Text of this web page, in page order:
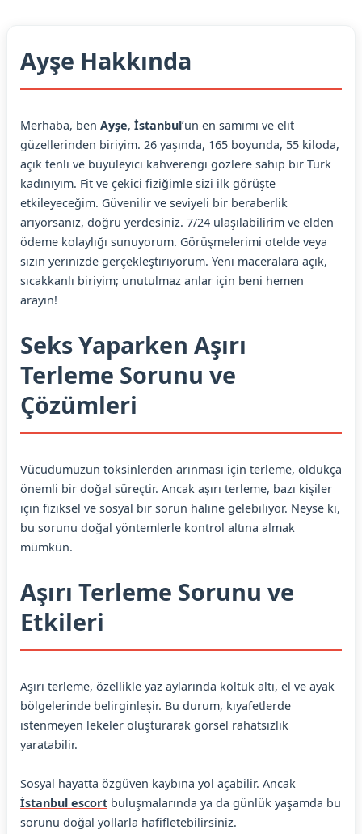
Ayşe Hakkında
Merhaba, ben Ayşe, İstanbul’un en samimi ve elit
güzellerinden biriyim. 26 yaşında, 165 boyunda, 55 kiloda,
açık tenli ve büyüleyici kahverengi gözlere sahip bir Türk
kadınıyım. Fit ve çekici fiziğimle sizi ilk görüşte
etkileyeceğim. Güvenilir ve seviyeli bir beraberlik
arıyorsanız, doğru yerdesiniz. 7/24 ulaşılabilirim ve elden
ödeme kolaylığı sunuyorum. Görüşmelerimi otelde veya
sizin yerinizde gerçekleştiriyorum. Yeni maceralara açık,
sıcakkanlı biriyim; unutulmaz anlar için beni hemen
arayın!
Seks Yaparken Aşırı
Terleme Sorunu ve
Çözümleri
Vücudumuzun toksinlerden arınması için terleme, oldukça
önemli bir doğal süreçtir. Ancak aşırı terleme, bazı kişiler
için fiziksel ve sosyal bir sorun haline gelebiliyor. Neyse ki,
bu sorunu doğal yöntemlerle kontrol altına almak
mümkün.
Aşırı Terleme Sorunu ve
Etkileri
Aşırı terleme, özellikle yaz aylarında koltuk altı, el ve ayak
bölgelerinde belirginleşir. Bu durum, kıyafetlerde
istenmeyen lekeler oluşturarak görsel rahatsızlık
yaratabilir.
Sosyal hayatta özgüven kaybına yol açabilir. Ancak
İstanbul escort buluşmalarında ya da günlük yaşamda bu
sorunu doğal yollarla hafifletebilirsiniz.